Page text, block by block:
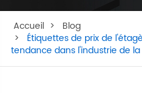
Accueil
Blog
Étiquettes de prix de
tendance dans l'industrie de